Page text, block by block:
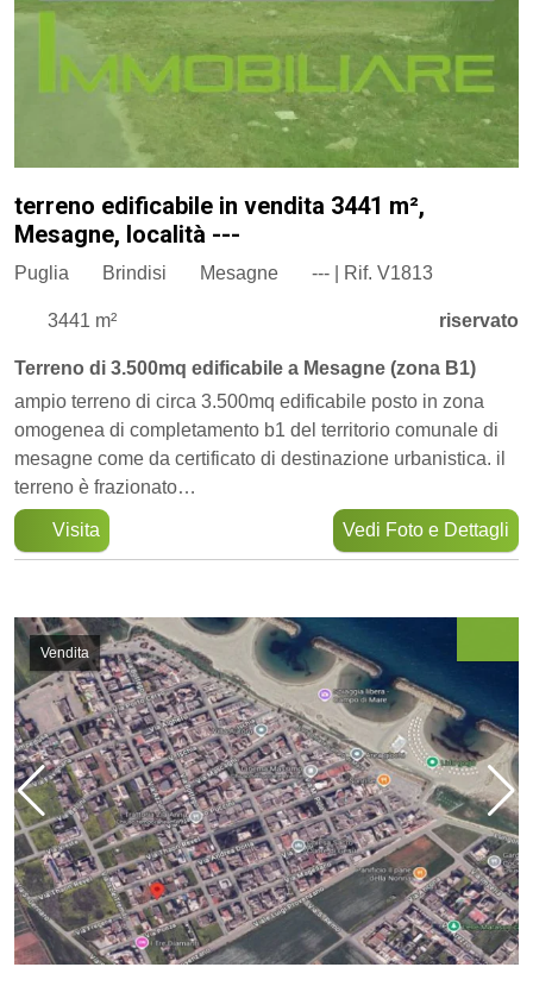
terreno edificabile in vendita 3441 m²,
Mesagne, località ---
Puglia Brindisi Mesagne --- | Rif. V1813
3441 m² riservato
Terreno di 3.500mq edificabile a Mesagne (zona B1)
ampio terreno di circa 3.500mq edificabile posto in zona
omogenea di completamento b1 del territorio comunale di
mesagne come da certificato di destinazione urbanistica. il
terreno è frazionato…
Visita Vedi Foto e Dettagli
Vendita